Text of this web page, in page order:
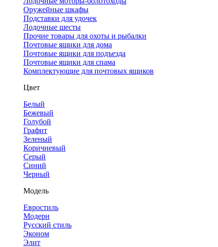
Оружейные шкафы
Подставки для удочек
Лодочные шесты
Прочие товары для охоты и рыбалки
Почтовые ящики для дома
Почтовые ящики для подъезда
Почтовые ящики для спама
Комплектующие для почтовых ящиков
Цвет
Белый
Бежевый
Голубой
Графит
Зеленый
Коричневый
Серый
Синий
Черный
Модель
Евростиль
Модерн
Русский стиль
Эконом
Элит